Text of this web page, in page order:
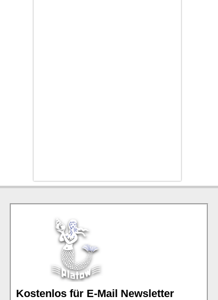
Kostenlos für E-Mail Newsletter